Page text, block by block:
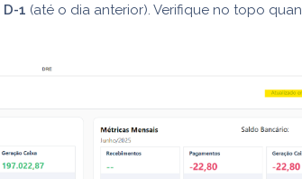
D-1 (até o dia anterior). Verifique no topo